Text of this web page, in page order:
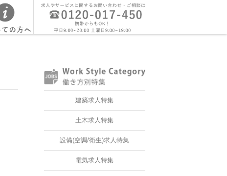
建築求人特集
土木求人特集
設備(空調/衛生)求人特集
電気求人特集